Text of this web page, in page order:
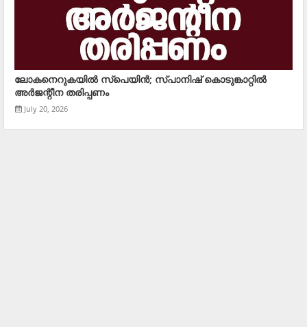
ലോകനെറുകയില്‍ സ്പെയിന്‍; സ്പാനിഷ് കൊടുങ്കാറ്റില്‍
അര്‍ജന്റീന തരിപ്പണം
July 20, 2026